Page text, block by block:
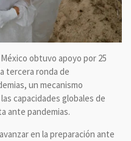
obtuvo apoyo por 25
tercera ronda de
un mecanismo
capacidades globales de
ante pandemias.
en la preparación ante